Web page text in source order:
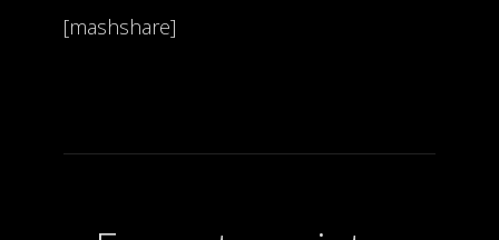
[mashshare]